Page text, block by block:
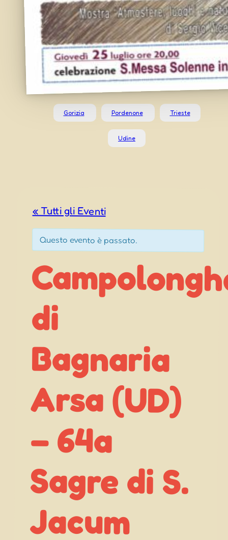
Gorizia Pordenone Trieste
Udine
« Tutti gli Eventi
Questo evento è passato.
di
Arsa
– 64a
Sagre
Jacum